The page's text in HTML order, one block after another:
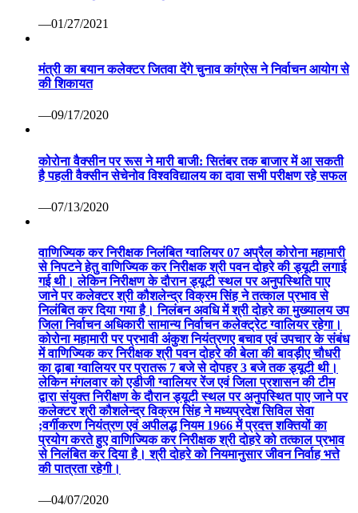
—01/27/2021
मंत्री का बयान कलेक्टर जितवा देंगे चुनाव कांग्रेस ने निर्वाचन आयोग से
की शिकायत
—09/17/2020
कोरोना वैक्सीन पर रूस ने मारी बाजी: सितंबर तक बाजार में आ सकती
है पहली वैक्सीन सेचेनोव विश्वविद्यालय का दावा सभी परीक्षण रहे सफल
—07/13/2020
वाणिज्यिक कर निरीक्षक निलंबित ग्वालियर 07 अप्रैल कोरोना महामारी
से निपटने हेतु वाणिज्यिक कर निरीक्षक श्री पवन दोहरे की ड्यूटी लगाई
गई थी। लेकिन निरीक्षण के दौरान ड्यूटी स्थल पर अनुपस्थिति पाए
जाने पर कलेक्टर श्री कौशलेन्द्र विक्रम सिंह ने तत्काल प्रभाव से
निलंबित कर दिया गया है। निलंबन अवधि में श्री दोहरे का मुख्यालय उप
जिला निर्वाचन अधिकारी सामान्य निर्वाचन कलेक्ट्रेट ग्वालियर रहेगा।
कोरोना महामारी पर प्रभावी अंकुश नियंत्रणए बचाव एवं उपचार के संबंध
में वाणिज्यिक कर निरीक्षक श्री पवन दोहरे की बेला की बावड़ीए चौधरी
का ढ़ाबा ग्वालियर पर प्रातरू 7 बजे से दोपहर 3 बजे तक ड्यूटी थी।
लेकिन मंगलवार को एडीजी ग्वालियर रेंज एवं जिला प्रशासन की टीम
द्वारा संयुक्त निरीक्षण के दौरान ड्यूटी स्थल पर अनुपस्थित पाए जाने पर
कलेक्टर श्री कौशलेन्द्र विक्रम सिंह ने मध्यप्रदेश सिविल सेवा
;वर्गीकरण नियंत्रण एवं अपीलद्ध नियम 1966 में प्रदत्त शक्तियों का
प्रयोग करते हुए वाणिज्यिक कर निरीक्षक श्री दोहरे को तत्काल प्रभाव
से निलंबित कर दिया है। श्री दोहरे को नियमानुसार जीवन निर्वाह भत्ते
की पात्रता रहेगी।
—04/07/2020